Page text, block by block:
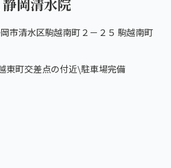
岡清水院
市清水区駒越南町２－２５ 駒越南町
東町交差点の付近\駐車場完備